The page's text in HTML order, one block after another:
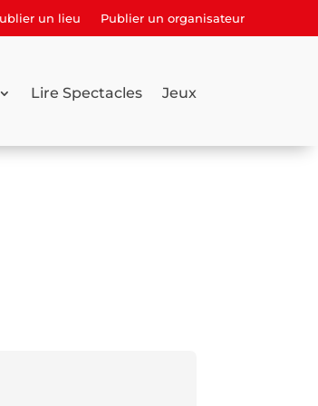
un lieu Publier un organisateur
Lire Spectacles Jeux